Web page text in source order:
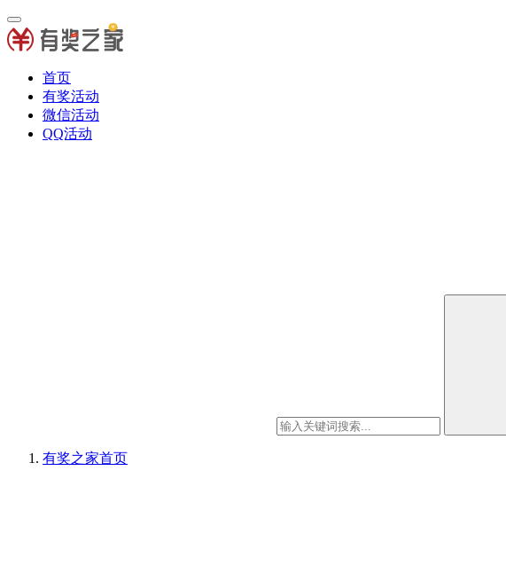
首页
有奖活动
微信活动
QQ活动
有奖之家首页